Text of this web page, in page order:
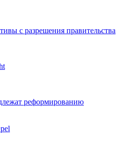
с разрешения правительства
реформированию